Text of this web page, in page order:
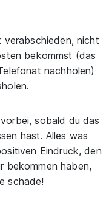
nicht
bekommst (das
nachholen)
sobald du das
hast. Alles was
Eindruck, den
bekommen haben,
schade!